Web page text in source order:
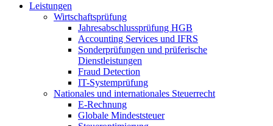
Leistungen
Wirtschaftsprüfung
Jahresabschlussprüfung HGB
Accounting Services und IFRS
Sonderprüfungen und prüferische
Dienstleistungen
Fraud Detection
IT-Systemprüfung
Nationales und internationales Steuerrecht
E-Rechnung
Globale Mindeststeuer